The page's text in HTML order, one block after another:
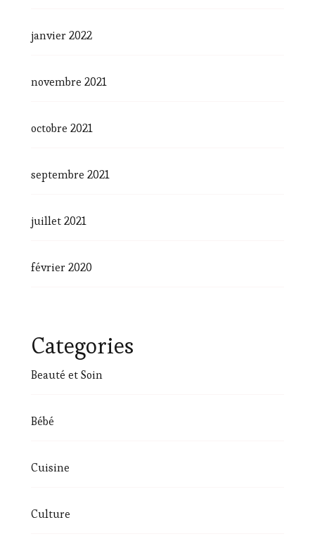
janvier 2022
novembre 2021
octobre 2021
septembre 2021
juillet 2021
février 2020
Categories
Beauté et Soin
Bébé
Cuisine
Culture